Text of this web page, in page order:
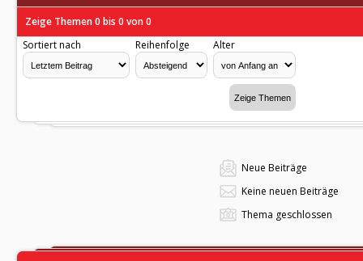
Zeige Themen 0 bis 0 von 0
Sortiert nach
Reihenfolge Alter
Neue Beiträge
Keine neuen Beiträge
Thema geschlossen